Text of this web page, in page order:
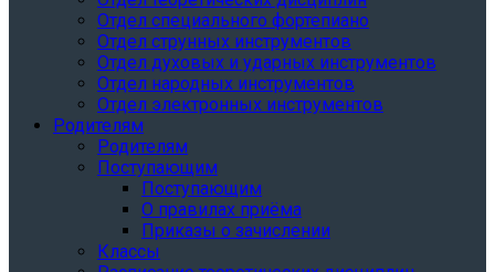
Отдел специального фортепиано
Отдел струнных инструментов
Отдел духовых и ударных инструментов
Отдел народных инструментов
Отдел электронных инструментов
Родителям
Родителям
Поступающим
Поступающим
О правилах приёма
Приказы о зачислении
Классы